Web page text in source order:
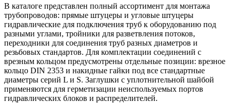
В каталоге представлен полный ассортимент для монтажа
трубопроводов: прямые штуцеры и угловые штуцеры
гидравлические для подключения труб к оборудованию под
разными углами, тройники для разветвления потоков,
переходники для соединения труб разных диаметров и
резьбовых стандартов. Для комплектации соединений с
врезным кольцом предусмотрены отдельные позиции: врезное
кольцо DIN 2353 и накидные гайки под все стандартные
диаметры серий L и S. Заглушки с уплотнительной шайбой
применяются для герметизации неиспользуемых портов
гидравлических блоков и распределителей.